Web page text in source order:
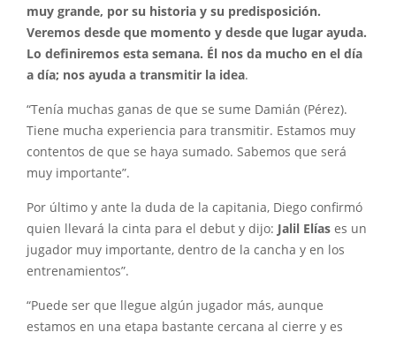
muy grande, por su historia y su predisposición.
Veremos desde que momento y desde que lugar ayuda.
Lo definiremos esta semana. Él nos da mucho en el día
a día; nos ayuda a transmitir la idea.
“Tenía muchas ganas de que se sume Damián (Pérez).
Tiene mucha experiencia para transmitir. Estamos muy
contentos de que se haya sumado. Sabemos que será
muy importante”.
Por último y ante la duda de la capitania, Diego confirmó
quien llevará la cinta para el debut y dijo: Jalil Elías es un
jugador muy importante, dentro de la cancha y en los
entrenamientos”.
“Puede ser que llegue algún jugador más, aunque
estamos en una etapa bastante cercana al cierre y es